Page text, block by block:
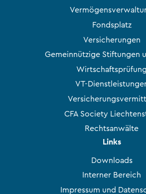
Fondsplatz
Versicherungen
Gemeinnützige Stiftungen
Wirtschaftsprüfung
VT-
CFA Society
Rechtsanwälte
Links
Downloads
Interner Bereich
Impressum und